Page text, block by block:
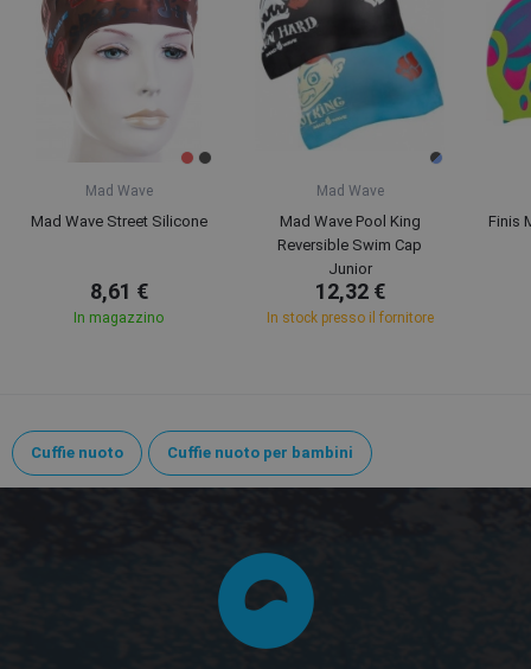
Mad Wave
Mad Wave Street Silicone
8,61 €
In magazzino
Mad Wave
Mad Wave Pool King
Reversible Swim Cap
Junior
12,32 €
In stock presso il fornitore
Finis
Cuffie nuoto Cuffie nuoto per bambini